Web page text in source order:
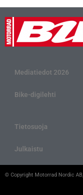
Mediatiedot 2026
Bike-digilehti
Tietosuoja
Julkaistu
© Copyright Motorrad Nordic